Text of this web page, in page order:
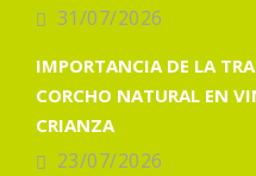
31/07/2026
IMPORTANCIA DE LA
CORCHO NATURAL EN
CRIANZA
23/07/2026